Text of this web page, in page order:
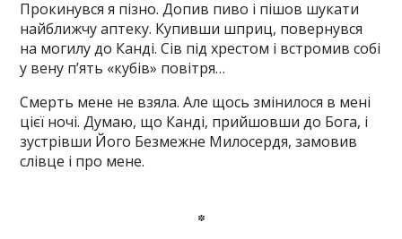
Прокинувся я пізно. Допив пиво і пішов шукати
найближчу аптеку. Купивши шприц, повернувся
на могилу до Канді. Сів під хрестом і встромив собі
у вену п’ять «кубів» повітря…
Смерть мене не взяла. Але щось змінилося в мені
цієї ночі. Думаю, що Канді, прийшовши до Бога, і
зустрівши Його Безмежне Милосердя, замовив
слівце і про мене.
*